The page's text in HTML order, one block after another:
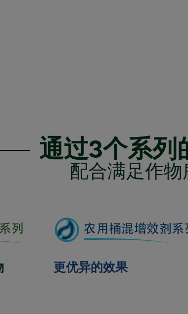
通过3个系列
配合满足作物
更优异的效果